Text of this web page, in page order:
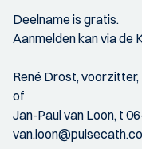
Deelname is gratis.
Aanmelden kan via de
René Drost,
of
Jan-Paul van Loon, t